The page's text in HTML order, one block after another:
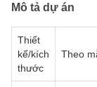
Mô tả dự án
Thiết
kế/kích
thước
Theo